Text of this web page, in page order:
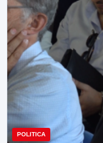
POLITICA